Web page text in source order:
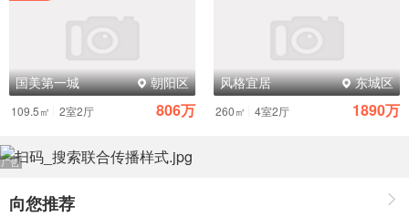
形象与它代表的商品的价格、销量、广告宣传等密切相关。
企业实施饥饿营销策略，给消费者传达的信息就是：这种商
于是，品牌形象就得到了有效地维护。
国美第一城 朝阳区
109.5㎡ 2室2厅 806万
风格宜居 东城区
260㎡ 4室2厅 1890万
向您推荐